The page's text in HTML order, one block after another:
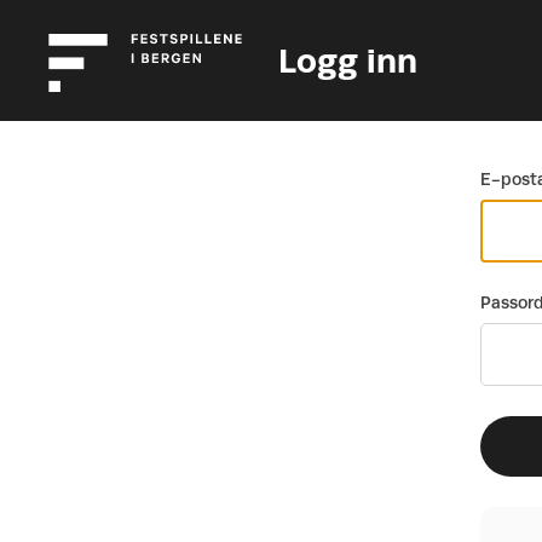
Gå tilbake
Logg inn
E-